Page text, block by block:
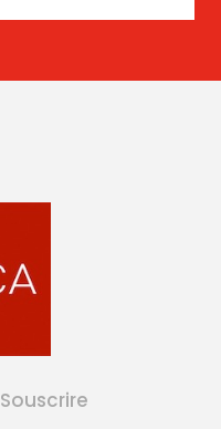
Souscrire